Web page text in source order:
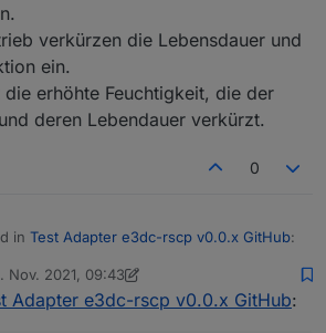
verkürzen die Lebensdauer und
ein.
erhöhte Feuchtigkeit, die der
deren Lebendauer verkürzt.
0
in Test Adapter e3dc-rscp v0.0.x GitHub:
nicht sicher, aber war e3dc-
Nov. 2021, 09:43
Matis
Adapter e3dc-rscp v0.0.x GitHub: